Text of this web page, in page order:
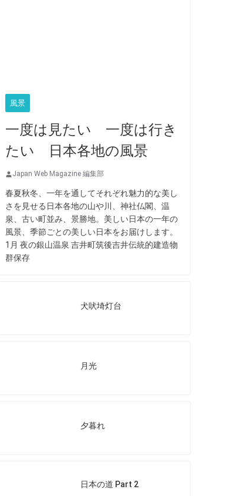
風景
一度は見たい 一度は行き
たい 日本各地の風景
Japan Web Magazine 編集部
春夏秋冬、一年を通してそれぞれ魅力的な美し
さを見せる日本各地の山や川、神社仏閣、温
泉、古い町並み、景勝地。美しい日本の一年の
風景、季節ごとの美しい日本をお届けします。
1月 夜の銀山温泉 吉井町筑後吉井伝統的建造物
群保存
犬吠埼灯台
月光
夕暮れ
日本の道 Part 2